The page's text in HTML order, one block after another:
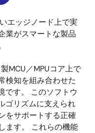
エッジノード上で実
業がスマートな製品
MCU／MPUコア上で
検知を組み合わせた
です。 このソフトウ
ゴリズムに支えられ
をサポートする正確
ます。 これらの機能